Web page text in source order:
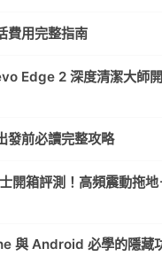
費用完整指南
Edge 2 深度清潔大師
發前必讀完整攻略
開箱評測！高頻震動拖
與 Android 必學的隱藏